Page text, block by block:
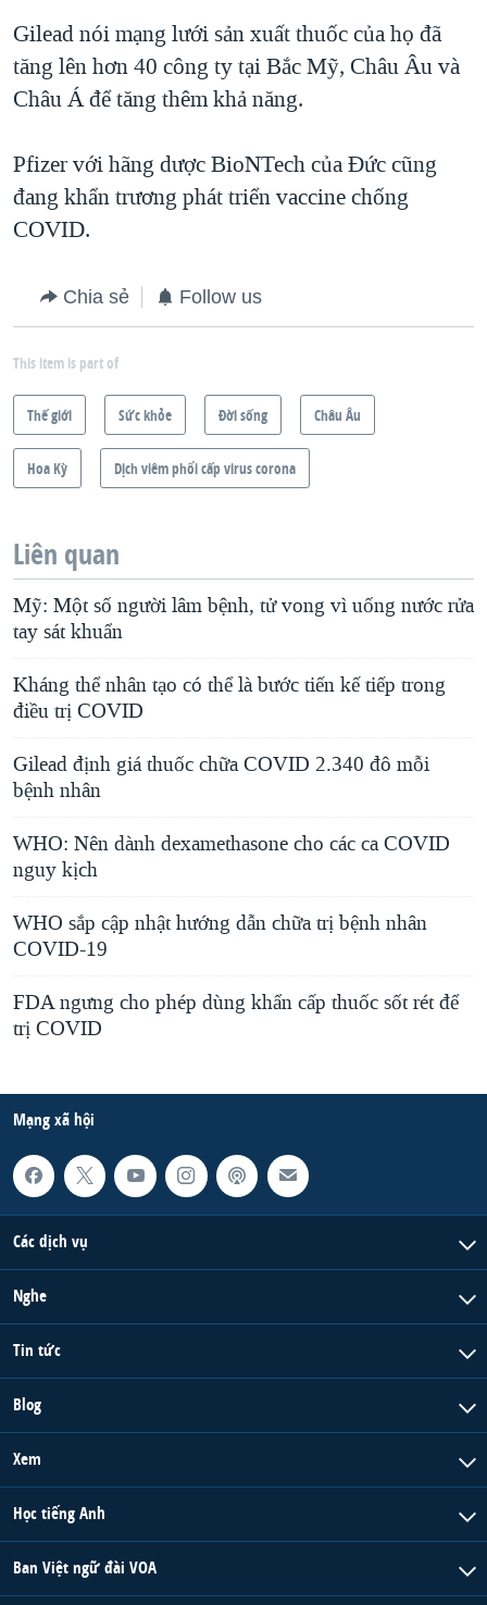
Gilead nói mạng lưới sản xuất thuốc của họ đã
tăng lên hơn 40 công ty tại Bắc Mỹ, Châu Âu và
Châu Á để tăng thêm khả năng.
Pfizer với hãng dược BioNTech của Đức cũng
đang khẩn trương phát triển vaccine chống
COVID.
Chia sẻ Follow us
This item is part of
Thế giới Sức khỏe Ðời sống Châu Âu
Hoa Kỳ Dịch viêm phổi cấp virus corona
Liên quan
Mỹ: Một số người lâm bệnh, tử vong vì uống nước rửa
tay sát khuẩn
Kháng thể nhân tạo có thể là bước tiến kế tiếp trong
điều trị COVID
Gilead định giá thuốc chữa COVID 2.340 đô mỗi
bệnh nhân
WHO: Nên dành dexamethasone cho các ca COVID
nguy kịch
WHO sắp cập nhật hướng dẫn chữa trị bệnh nhân
COVID-19
FDA ngưng cho phép dùng khẩn cấp thuốc sốt rét để
trị COVID
Mạng xã hội
Các dịch vụ
Nghe
Tin tức
Blog
Xem
Học tiếng Anh
Ban Việt ngữ đài VOA